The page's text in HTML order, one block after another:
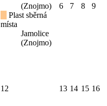
(Znojmo)
Plast sběrná
místa
Jamolice
(Znojmo)
6 7 8 9
12 13 14 15 16